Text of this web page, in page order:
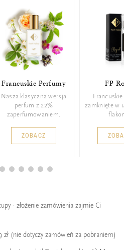
Francuskie Perfumy
Nasza klasyczna wersja
perfum z 22%
zaperfumowaniem.
ZOBACZ
FP
zamknięte w
- złożenie zamówienia zajmie Ci
zł (nie dotyczy zamówień za pobraniem)